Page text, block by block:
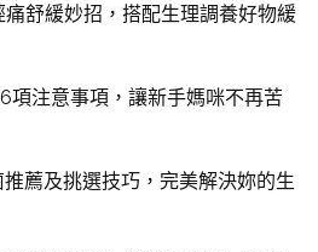
舒緩妙招，搭配生理調養好物緩
項注意事項，讓新手媽咪不再苦
薦及挑選技巧，完美解決妳的生